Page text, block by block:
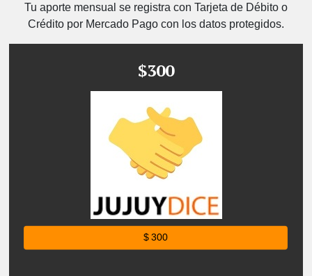
Tu aporte mensual se registra con Tarjeta de Débito o
Crédito por Mercado Pago con los datos protegidos.
$300
$ 300